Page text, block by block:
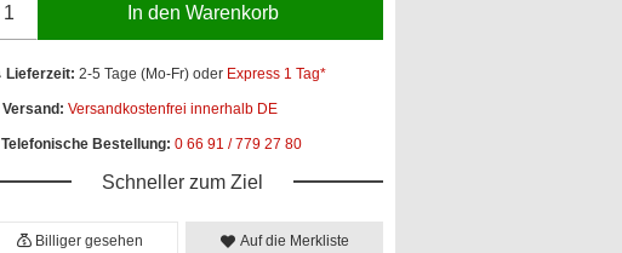
In den Warenkorb
Lieferzeit: 2-5 Tage (Mo-Fr) oder Express 1 Tag*
Versand: Versandkostenfrei innerhalb DE
Telefonische Bestellung: 0 66 91 / 779 27 80
Schneller zum Ziel
Billiger gesehen Auf die Merkliste